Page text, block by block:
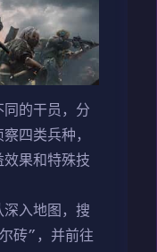
同的干员，分
四类兵种，
果和特殊技
深入地图，搜
砖”，并前往